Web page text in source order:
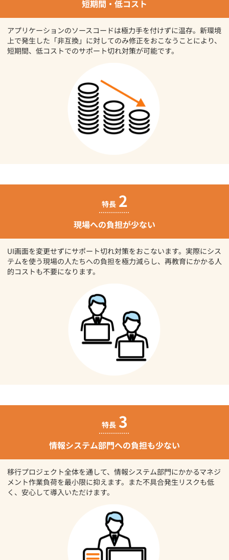
短期間・低コスト
アプリケーションのソースコードは極力手を付けずに温存。新環境
上で発生した「非互換」に対してのみ修正をおこなうことにより、
短期間、低コストでのサポート切れ対策が可能です。
特長 2
現場への負担が少ない
UI画面を変更せずにサポート切れ対策をおこないます。実際にシス
テムを使う現場の人たちへの負担を極力減らし、再教育にかかる人
的コストも不要になります。
特長 3
情報システム部門への負担も少ない
移行プロジェクト全体を通して、情報システム部門にかかるマネジ
メント作業負荷を最小限に抑えます。また不具合発生リスクも低
く、安心して導入いただけます。